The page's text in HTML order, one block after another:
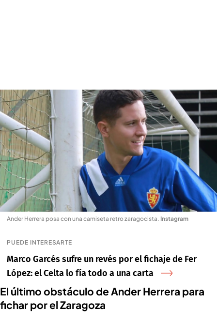
Ander Herrera posa con una camiseta retro zaragocista. Instagram
PUEDE INTERESARTE
Marco Garcés sufre un revés por el fichaje de Fer
López: el Celta lo fía todo a una carta
El último obstáculo de Ander Herrera para
fichar por el Zaragoza